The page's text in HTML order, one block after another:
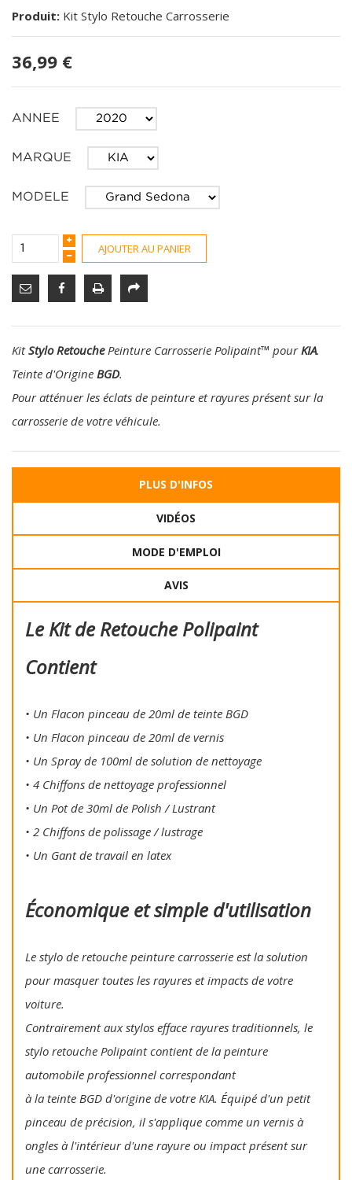
Produit: Kit Stylo Retouche Carrosserie
36,99 €
ANNEE
MARQUE
MODELE
AJOUTER AU PANIER
KitStylo RetouchePeinture Carrosserie Polipaint™ pourKIA.
Teinte d'Origine BGD.
Pour atténuer les éclats de peinture et rayures présent sur la
carrosserie de votre véhicule.
PLUS D'INFOS
VIDÉOS
MODE D'EMPLOI
AVIS
Le Kit de Retouche Polipaint
Contient
• Un Flacon pinceau de 20ml de teinte BGD
• Un Flacon pinceau de 20ml de vernis
• Un Spray de 100ml de solution de nettoyage
• 4 Chiffons de nettoyage professionnel
• Un Pot de 30ml de Polish / Lustrant
• 2 Chiffons de polissage / lustrage
• Un Gant de travail en latex
Économique et simple d'utilisation
Le stylo de retouche peinture carrosserie est la solution
pour masquer toutes les rayures et impacts de votre
voiture.
Contrairement aux stylos efface rayures traditionnels, le
stylo retouche Polipaint contient de la peinture
automobile professionnel correspondant
à la teinte BGD d'origine de votre KIA. Équipé d'un petit
pinceau de précision, il s'applique comme un vernis à
ongles à l'intérieur d'une rayure ou impact présent sur
une carrosserie.